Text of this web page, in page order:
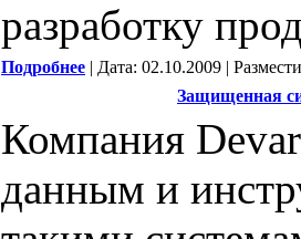
разработку
Подробнее | Дата: 02.10.2009 |
Защищенная
Компания
данным и